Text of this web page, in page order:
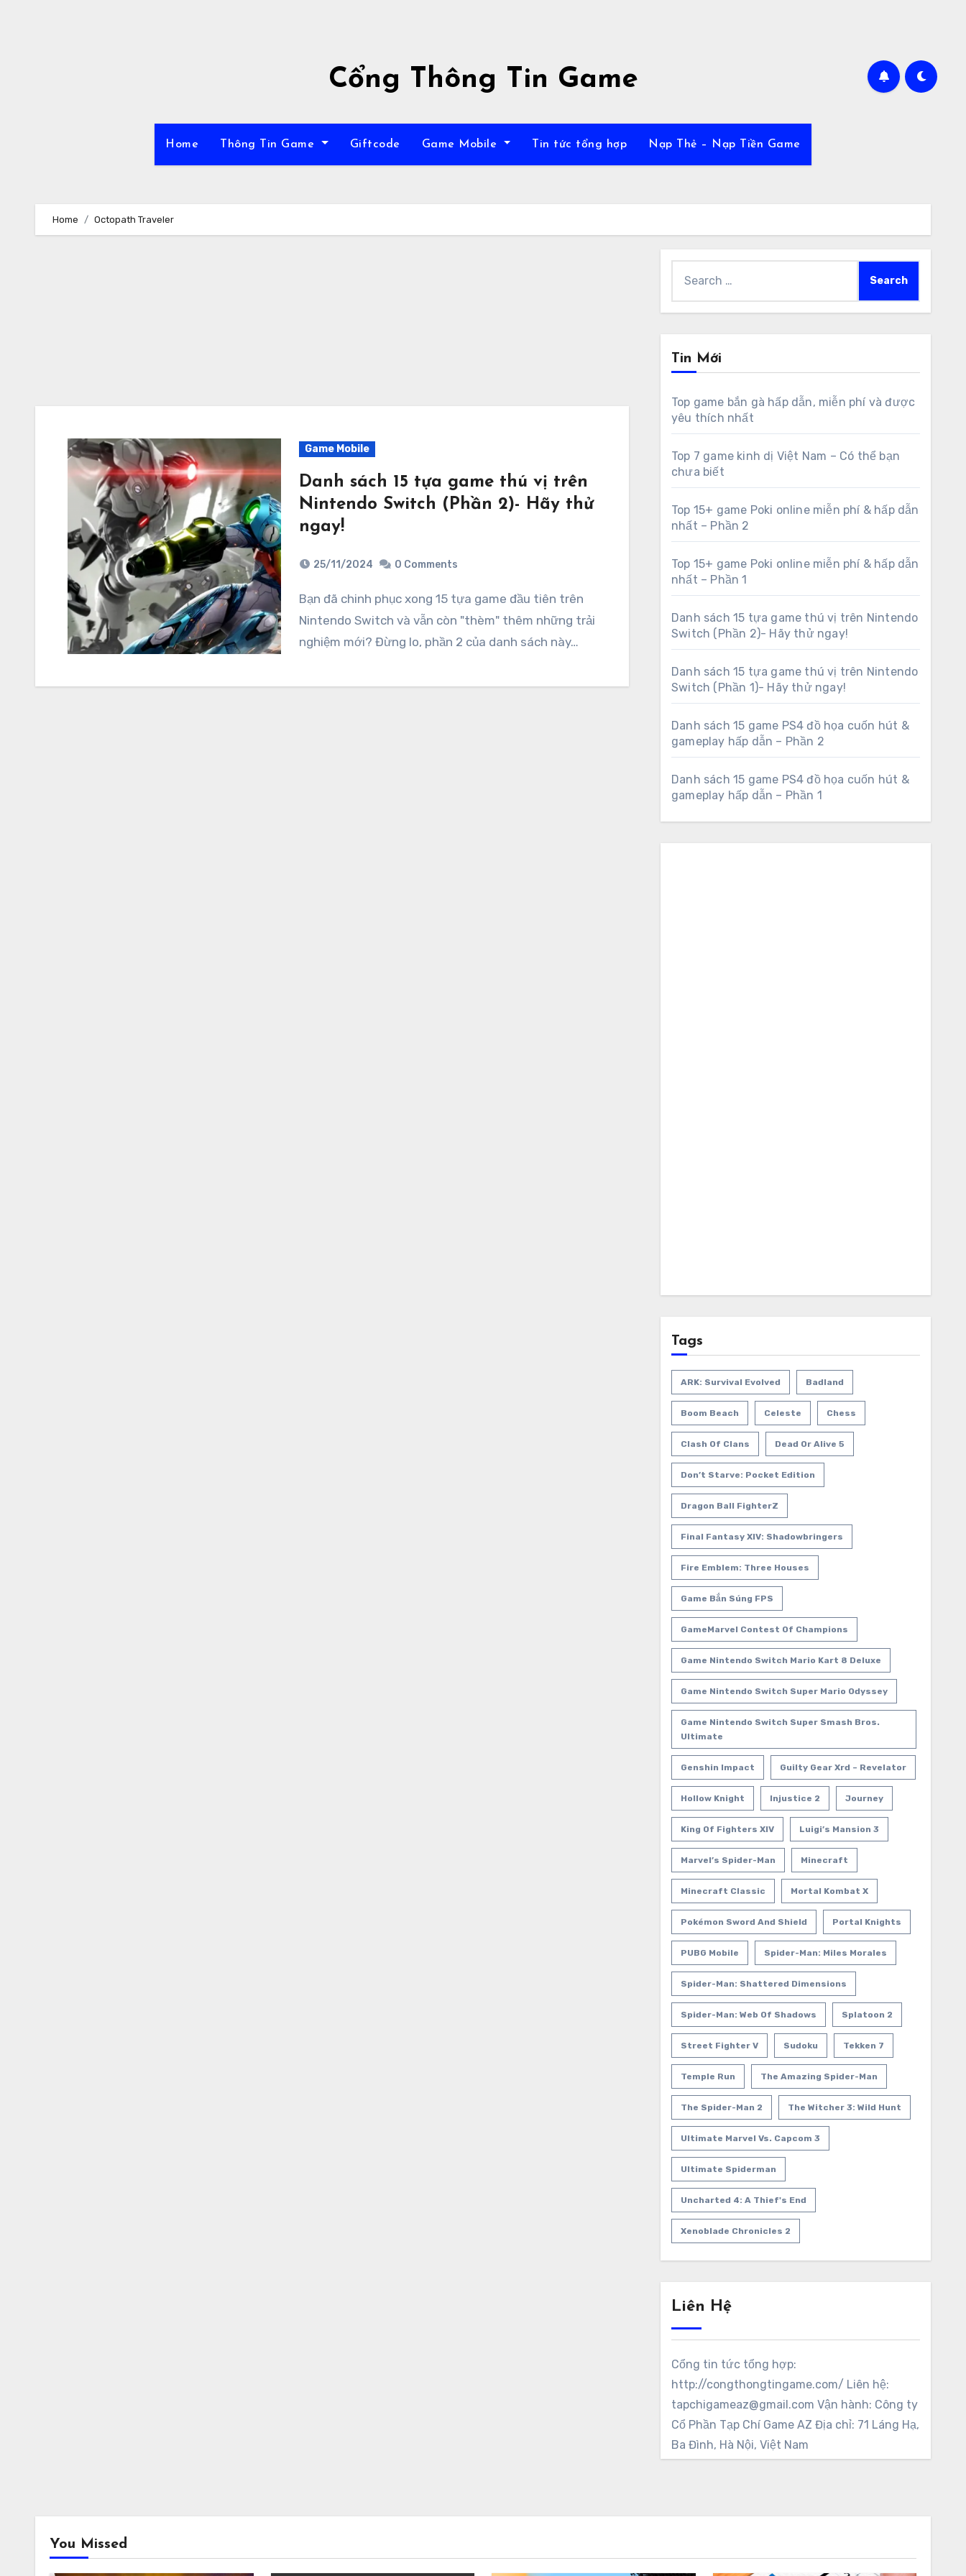
Cổng Thông Tin Game
Home Thông Tin Game Giftcode Game Mobile Tin tức tổng hợp Nạp Thẻ – Nạp Tiền Game
Home Octopath Traveler
Game Mobile
Danh sách 15 tựa game thú vị trên
Nintendo Switch (Phần 2)- Hãy thử
ngay!
25/11/2024 0 Comments
Bạn đã chinh phục xong 15 tựa game đầu tiên trên
Nintendo Switch và vẫn còn "thèm" thêm những trải
nghiệm mới? Đừng lo, phần 2 của danh sách này…
for:
Tin Mới
Top game bắn gà hấp dẫn, miễn phí và được
yêu thích nhất
Top 7 game kinh dị Việt Nam – Có thể bạn
chưa biết
Top 15+ game Poki online miễn phí & hấp dẫn
nhất – Phần 2
Top 15+ game Poki online miễn phí & hấp dẫn
nhất – Phần 1
Danh sách 15 tựa game thú vị trên Nintendo
Switch (Phần 2)- Hãy thử ngay!
Danh sách 15 tựa game thú vị trên Nintendo
Switch (Phần 1)- Hãy thử ngay!
Danh sách 15 game PS4 đồ họa cuốn hút &
gameplay hấp dẫn – Phần 2
Danh sách 15 game PS4 đồ họa cuốn hút &
gameplay hấp dẫn – Phần 1
Tags
ARK: Survival Evolved Badland
Boom Beach Celeste Chess
Clash Of Clans Dead Or Alive 5
Don’t Starve: Pocket Edition
Dragon Ball FighterZ
Final Fantasy XIV: Shadowbringers
Fire Emblem: Three Houses
Game Bắn Súng FPS
GameMarvel Contest Of Champions
Game Nintendo Switch Mario Kart 8 Deluxe
Game Nintendo Switch Super Mario Odyssey
Game Nintendo Switch Super Smash Bros.
Ultimate
Genshin Impact Guilty Gear Xrd – Revelator
Hollow Knight Injustice 2 Journey
King Of Fighters XIV Luigi’s Mansion 3
Marvel’s Spider-Man Minecraft
Minecraft Classic Mortal Kombat X
Pokémon Sword And Shield Portal Knights
PUBG Mobile Spider-Man: Miles Morales
Spider-Man: Shattered Dimensions
Spider-Man: Web Of Shadows Splatoon 2
Street Fighter V Sudoku Tekken 7
Temple Run The Amazing Spider-Man
The Spider-Man 2 The Witcher 3: Wild Hunt
Ultimate Marvel Vs. Capcom 3
Ultimate Spiderman
Uncharted 4: A Thief's End
Xenoblade Chronicles 2
Liên Hệ
Cổng tin tức tổng hợp:
http://congthongtingame.com/ Liên hệ:
tapchigameaz@gmail.com Vận hành: Công ty
Cổ Phần Tạp Chí Game AZ Địa chỉ: 71 Láng Hạ,
Ba Đình, Hà Nội, Việt Nam
You Missed